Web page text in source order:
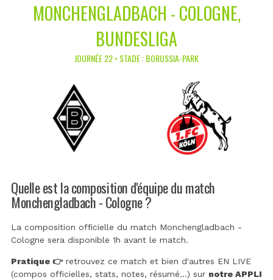
MONCHENGLADBACH - COLOGNE,
BUNDESLIGA
JOURNÉE 22 • STADE : BORUSSIA-PARK
Quelle est la composition d'équipe du match
Monchengladbach - Cologne ?
La composition officielle du match Monchengladbach -
Cologne sera disponible 1h avant le match.
Pratique 👉retrouvez ce match et bien d'autres EN LIVE
(compos officielles, stats, notes, résumé...) sur notre APPLI